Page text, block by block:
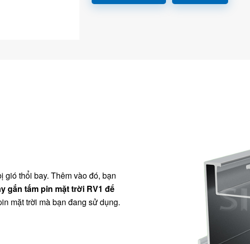
gió thổi bay. Thêm vào đó, bạn
gắn tấm pin mặt trời RV1 để
mặt trời mà bạn đang sử dụng.